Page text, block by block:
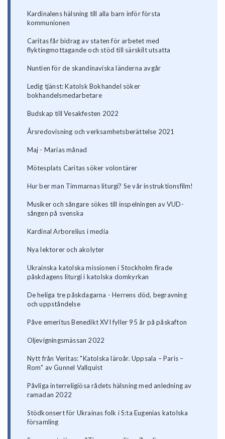
Kardinalens hälsning till alla barn inför första
kommunionen
Caritas får bidrag av staten för arbetet med
flyktingmottagande och stöd till särskilt utsatta
Nuntien för de skandinaviska länderna avgår
Ledig tjänst: Katolsk Bokhandel söker
bokhandelsmedarbetare
Budskap till Vesakfesten 2022
Årsredovisning och verksamhetsberättelse 2021
Maj - Marias månad
Mötesplats Caritas söker volontärer
Hur ber man Timmarnas liturgi? Se vår instruktionsfilm!
Musiker och sångare sökes till inspelningen av VUD-
sången på svenska
Kardinal Arborelius i media
Nya lektorer och akolyter
Ukrainska katolska missionen i Stockholm firade
påskdagens liturgi i katolska domkyrkan
De heliga tre påskdagarna - Herrens död, begravning
och uppståndelse
Påve emeritus Benedikt XVI fyller 95 år på påskafton
Oljevigningsmässan 2022
Nytt från Veritas: "Katolska läroår. Uppsala – Paris –
Rom" av Gunnel Vallquist
Påvliga interreligiösa rådets hälsning med anledning av
ramadan 2022
Stödkonsert för Ukrainas folk i S:ta Eugenias katolska
församling